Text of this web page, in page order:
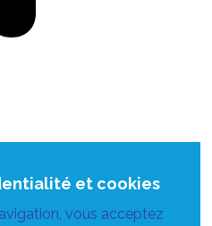
et cookies
vous acceptez